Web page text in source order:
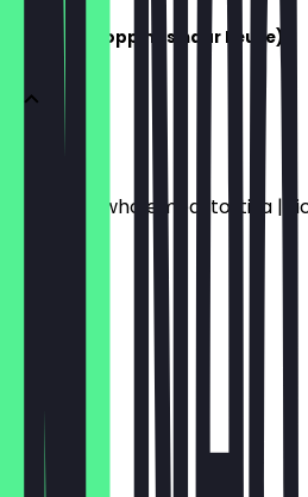
BURRITO (Toppings naar keuze)
Wheat or wholemeal tortilla |